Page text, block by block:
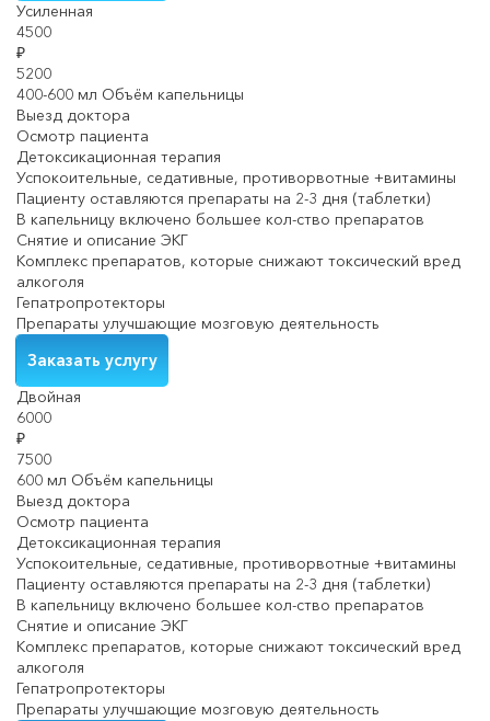
Усиленная
4500
₽
5200
400-600 мл Объём капельницы
Выезд доктора
Осмотр пациента
Детоксикационная терапия
Успокоительные, седативные, противорвотные +витамины
Пациенту оставляются препараты на 2-3 дня (таблетки)
В капельницу включено большее кол-ство препаратов
Снятие и описание ЭКГ
Комплекс препаратов, которые снижают токсический вред
алкоголя
Гепатропротекторы
Препараты улучшающие мозговую деятельность
Заказать услугу
Двойная
6000
₽
7500
600 мл Объём капельницы
Выезд доктора
Осмотр пациента
Детоксикационная терапия
Успокоительные, седативные, противорвотные +витамины
Пациенту оставляются препараты на 2-3 дня (таблетки)
В капельницу включено большее кол-ство препаратов
Снятие и описание ЭКГ
Комплекс препаратов, которые снижают токсический вред
алкоголя
Гепатропротекторы
Препараты улучшающие мозговую деятельность